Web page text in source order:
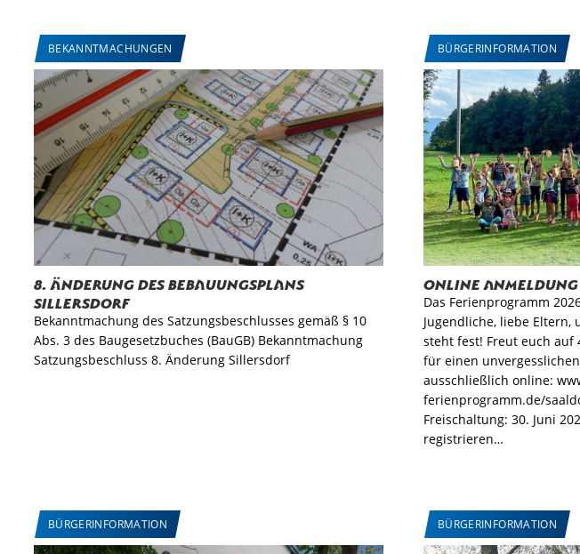
BEKANNTMACHUNGEN
8. Änderung des Bebauungsplans
Sillersdorf
Bekanntmachung des Satzungsbeschlusses gemäß § 10
Abs. 3 des Baugesetzbuches (BauGB) Bekanntmachung
Satzungsbeschluss 8. Änderung Sillersdorf
BÜRGERINFORMATION
Online
Das Ferienprogramm
Jugendliche, liebe Eltern,
steht fest! Freut euch auf
für einen
ausschließlich online:
ferienprogramm.de/
Freischaltung: 30. Juni
registrieren…
BÜRGERINFORMATION BÜRGERINFORMATION